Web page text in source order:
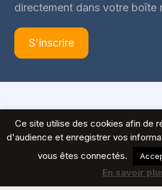
directement dans votre boîte
S'inscrire
Ce site utilise des cookies afin de
d'audience et enregistrer vos
vous êtes connectés.
En savoir